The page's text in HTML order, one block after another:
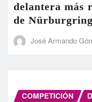
delantera más
de
José Armando
COMPETICIÓN